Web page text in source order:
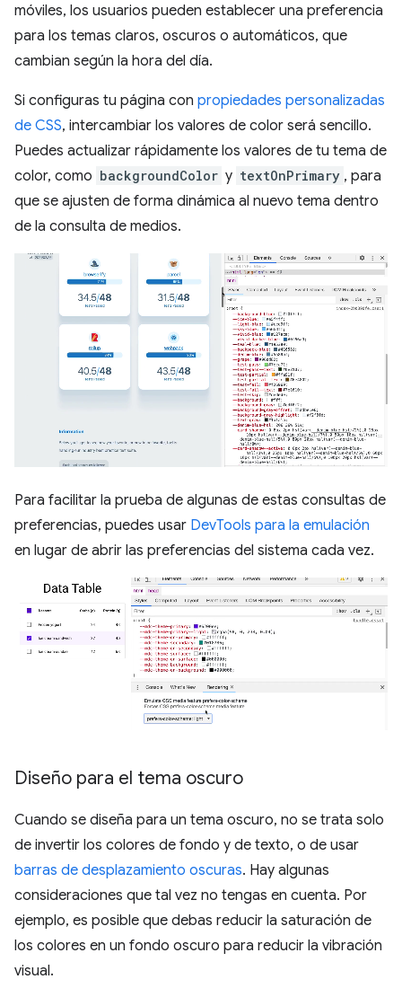
móviles, los usuarios pueden establecer una preferencia
para los temas claros, oscuros o automáticos, que
cambian según la hora del día.
Si configuras tu página con propiedades personalizadas
de CSS, intercambiar los valores de color será sencillo.
Puedes actualizar rápidamente los valores de tu tema de
color, como backgroundColor y textOnPrimary , para
que se ajusten de forma dinámica al nuevo tema dentro
de la consulta de medios.
Para facilitar la prueba de algunas de estas consultas de
preferencias, puedes usar DevTools para la emulación
en lugar de abrir las preferencias del sistema cada vez.
Diseño para el tema oscuro
Cuando se diseña para un tema oscuro, no se trata solo
de invertir los colores de fondo y de texto, o de usar
barras de desplazamiento oscuras. Hay algunas
consideraciones que tal vez no tengas en cuenta. Por
ejemplo, es posible que debas reducir la saturación de
los colores en un fondo oscuro para reducir la vibración
visual.